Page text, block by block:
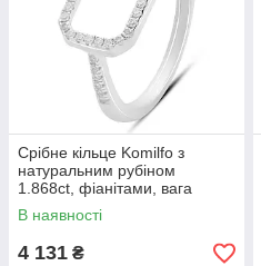
Срібне кільце Komilfo з
натуральним рубіном
1.868ct, фіанітами, вага
виробу 3,14 г (2205241) 18.5
розмір
В наявності
4 131 ₴